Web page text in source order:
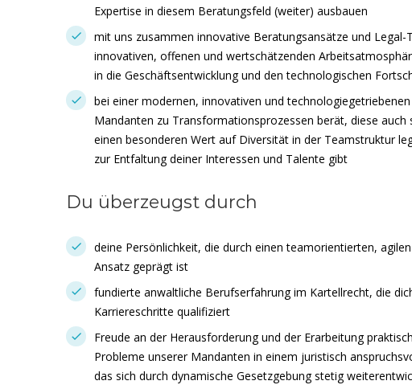
Expertise in diesem Beratungsfeld (weiter) ausbauen
mit uns zusammen innovative Beratungsansätze und Legal-
innovativen, offenen und wertschätzenden
in die Geschäftsentwicklung und den technologischen
bei einer modernen, innovativen und
Mandanten zu Transformationsprozessen berät, diese
einen besonderen Wert auf Diversität in der Teamstruktur
zur Entfaltung deiner Interessen und Talente gibt
Du überzeugst durch
deine Persönlichkeit, die durch einen teamorientierten,
Ansatz geprägt ist
fundierte anwaltliche Berufserfahrung im Kartellrecht, die
Karriereschritte qualifiziert
Freude an der Herausforderung und der Erarbeitung
Probleme unserer Mandanten in einem juristisch
das sich durch dynamische Gesetzgebung stetig